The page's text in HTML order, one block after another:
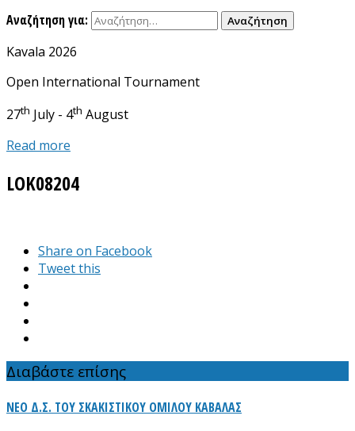
Αναζήτηση για:
Kavala 2026
Open International Tournament
27th July - 4th August
Read more
LOK08204
Share on Facebook
Tweet this
Διαβάστε επίσης
ΝΕΟ Δ.Σ. ΤΟΥ ΣΚΑΚΙΣΤΙΚΟΥ ΟΜΙΛΟΥ ΚΑΒΑΛΑΣ